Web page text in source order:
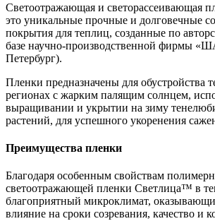
Светоотражающая и светорассеивающая
это уникальные прочные и долговечные
покрытия для теплиц, созданные по
базе научно-производственной фирмы
Петербург).
Пленки предназначены для
регионах с жарким палящим солнцем,
выращивании и укрытии на зиму
растений, для успешного укоренения
Преимущества пленки
Благодаря особенным свойствам
светоотражающей пленки Светлица™ в
благоприятный микроклимат,
влияние на сроки созревания, качество и